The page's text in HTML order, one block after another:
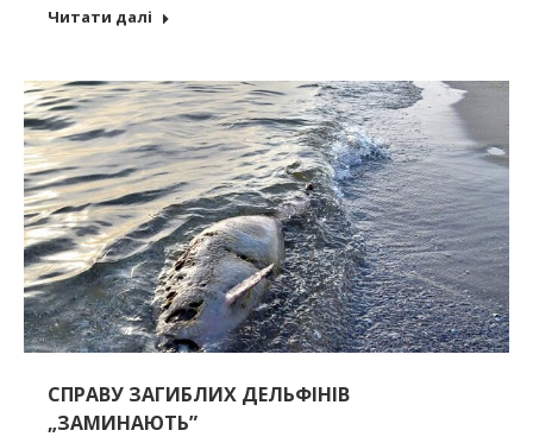
Читати далі
CПРАВУ ЗАГИБЛИХ ДЕЛЬФІНІВ
„ЗАМИНАЮТЬ”